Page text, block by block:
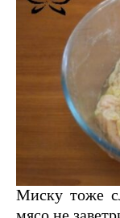
Миску тоже